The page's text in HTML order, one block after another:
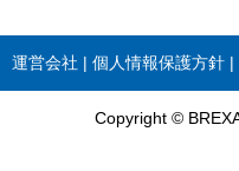
運営会社 個人情報保護方針
Copyright ©